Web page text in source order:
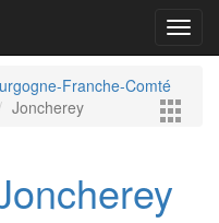
Franche-Comté
Joncherey